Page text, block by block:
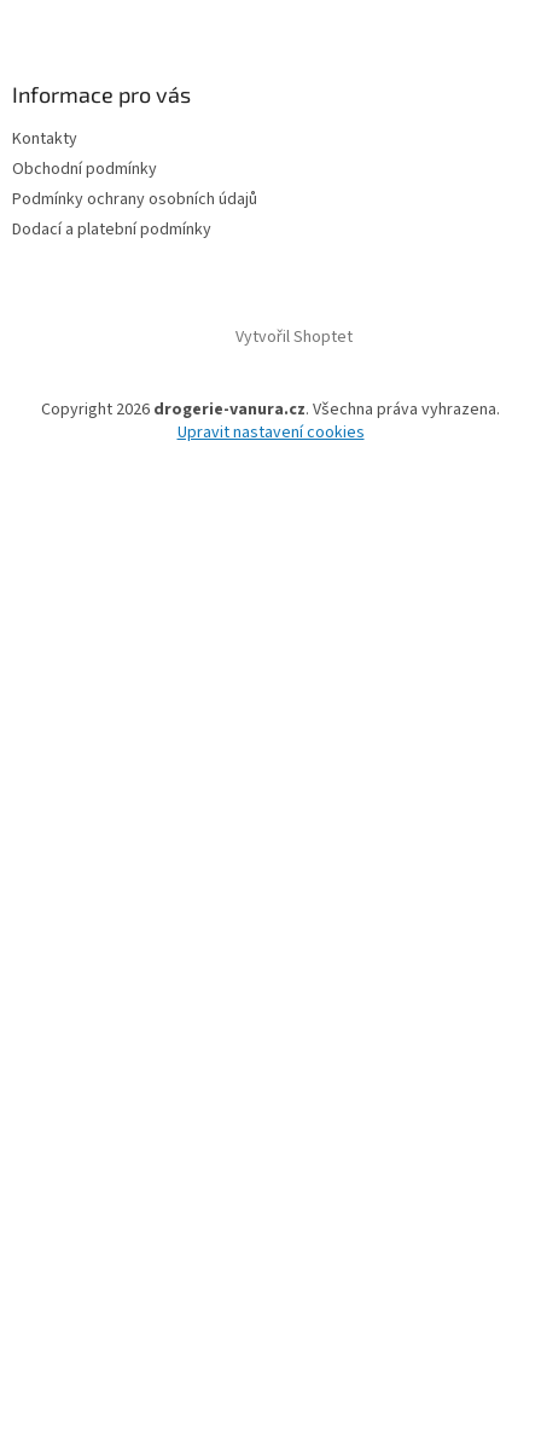
Informace pro vás
Kontakty
Obchodní podmínky
Podmínky ochrany osobních údajů
Dodací a platební podmínky
Vytvořil Shoptet
Copyright 2026 drogerie-vanura.cz. Všechna práva vyhrazena.
Upravit nastavení cookies